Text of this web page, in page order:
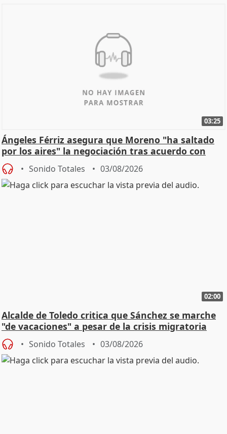
03:25
Ángeles Férriz asegura que Moreno "ha saltado
por los aires" la negociación tras acuerdo con
SMA
Sonido Totales 03/08/2026
02:00
Alcalde de Toledo critica que Sánchez se marche
"de vacaciones" a pesar de la crisis migratoria
Sonido Totales 03/08/2026